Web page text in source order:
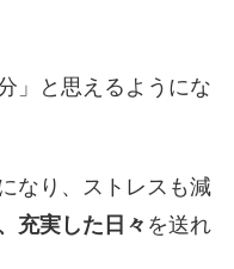
」と思えるようにな
なり、ストレスも減
充実した日々 を送れ